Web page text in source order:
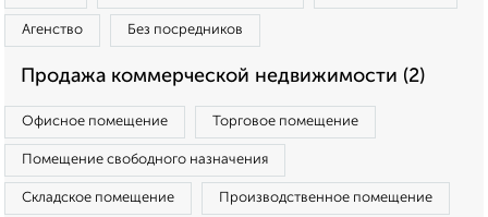
Агенство Без посредников
Продажа коммерческой недвижимости (2)
Офисное помещение Торговое помещение
Помещение свободного назначения
Складское помещение Производственное помещение